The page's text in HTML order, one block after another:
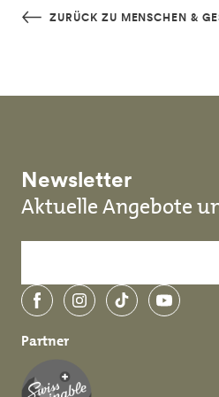
Skip to main content
ZURÜCK ZU MENSCHEN &
Newsletter
Aktuelle Angebote
FacebookInstagramTikTokYouTube
Partner